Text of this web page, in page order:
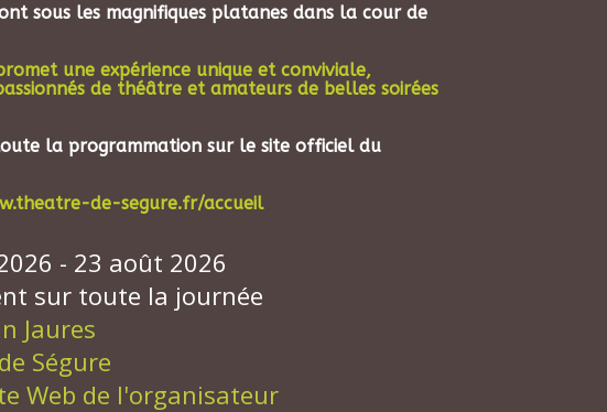
sous les magnifiques platanes dans la cour de
une expérience unique et conviviale,
de théâtre et amateurs de belles soirées
la programmation sur le site officiel du
de-segure.fr/accueil
- 23 août 2026
sur toute la journée
Jaures
Ségure
Web de l'organisateur